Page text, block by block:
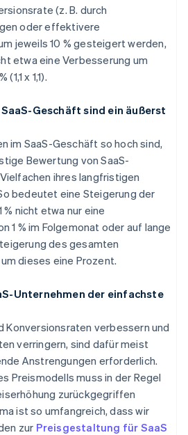
(z. B. durch
oder effektivere
jeweils 10 % gesteigert werden,
etwa eine Verbesserung um
x 1,1).
Geschäft sind ein äußerst
im SaaS-Geschäft so hoch sind,
Bewertung von SaaS-
ihres langfristigen
bedeutet eine Steigerung der
nicht etwa nur eine
1 % im Folgemonat oder auf lange
des gesamten
um dieses eine Prozent.
Unternehmen der einfachste
Konversionsraten verbessern und
verringern, sind dafür meist
Anstrengungen erforderlich.
Preismodells muss in der Regel
zurückgegriffen
ist so umfangreich, dass wir
zur Preisgestaltung für SaaS